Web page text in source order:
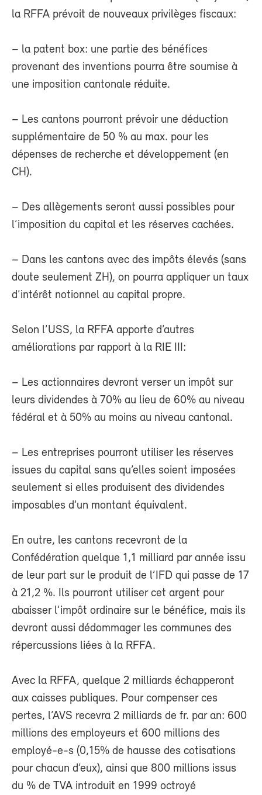
la RFFA prévoit de nouveaux privilèges fiscaux:
– la patent box: une partie des bénéfices
provenant des inventions pourra être soumise à
une imposition cantonale réduite.
– Les cantons pourront prévoir une déduction
supplémentaire de 50 % au max. pour les
dépenses de recherche et développement (en
CH).
– Des allègements seront aussi possibles pour
l’imposition du capital et les réserves cachées.
– Dans les cantons avec des impôts élevés (sans
doute seulement ZH), on pourra appliquer un taux
d’intérêt notionnel au capital propre.
Selon l’USS, la RFFA apporte d’autres
améliorations par rapport à la RIE III:
– Les actionnaires devront verser un impôt sur
leurs dividendes à 70% au lieu de 60% au niveau
fédéral et à 50% au moins au niveau cantonal.
– Les entreprises pourront utiliser les réserves
issues du capital sans qu’elles soient imposées
seulement si elles produisent des dividendes
imposables d’un montant équivalent.
En outre, les cantons recevront de la
Confédération quelque 1,1 milliard par année issu
de leur part sur le produit de l’IFD qui passe de 17
à 21,2 %. Ils pourront utiliser cet argent pour
abaisser l’impôt ordinaire sur le bénéfice, mais ils
devront aussi dédommager les communes des
répercussions liées à la RFFA.
Avec la RFFA, quelque 2 milliards échapperont
aux caisses publiques. Pour compenser ces
pertes, l’AVS recevra 2 milliards de fr. par an: 600
millions des employeurs et 600 millions des
employé-e-s (0,15% de hausse des cotisations
pour chacun d’eux), ainsi que 800 millions issus
du % de TVA introduit en 1999 octroyé